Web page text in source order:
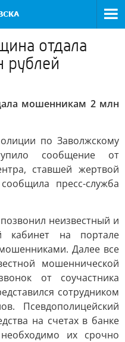
отдала
мошенникам 2 млн
по Заволжскому
сообщение от
ставшей жертвой
пресс-служба
неизвестный и
на портале
Далее все
мошеннической
от соучастника
сотрудником
Псевдополицейский
на счетах в банке
их срочно